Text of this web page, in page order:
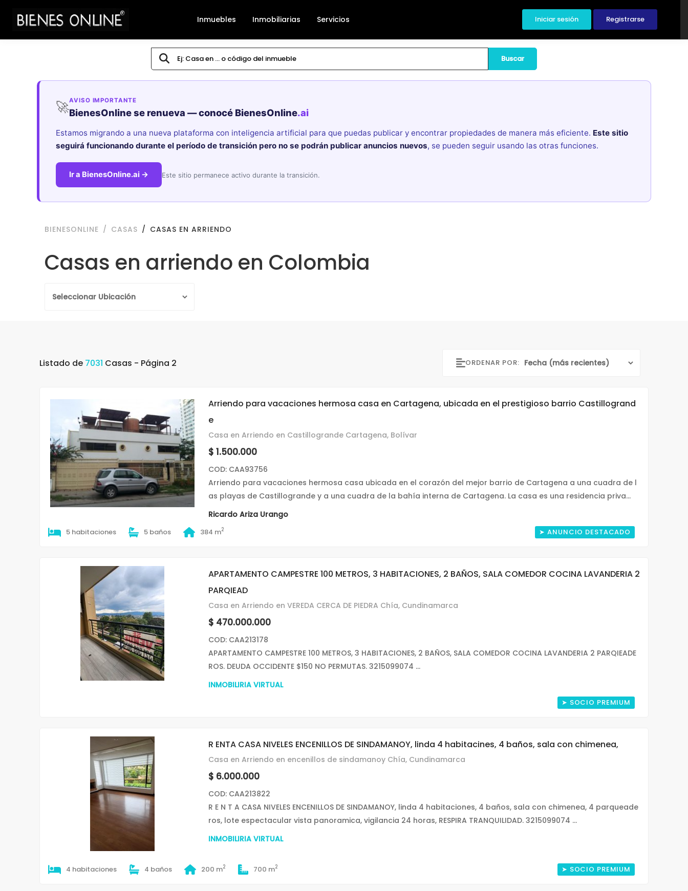
Inmuebles Inmobiliarias Servicios Iniciar sesión Registrarse
Buscar
🚀AVISO IMPORTANTE
BienesOnline se renueva — conocé BienesOnline.ai
Estamos migrando a una nueva plataforma con inteligencia artificial para que puedas publicar y encontrar propiedades de manera más eficiente. Este sitio
seguirá funcionando durante el período de transición pero no se podrán publicar anuncios nuevos, se pueden seguir usando las otras funciones.
Ir a BienesOnline.ai → Este sitio permanece activo durante la transición.
BIENESONLINE CASAS CASAS EN ARRIENDO
Casas en arriendo en Colombia
Listado de 7031 Casas - Página 2 ORDENAR POR:
Arriendo para vacaciones hermosa casa en Cartagena, ubicada en el prestigioso barrio Castillogrand
e
Casa en Arriendo en Castillogrande Cartagena, Bolívar
$ 1.500.000
COD: CAA93756
Arriendo para vacaciones hermosa casa ubicada en el corazón del mejor barrio de Cartagena a una cuadra de l
as playas de Castillogrande y a una cuadra de la bahía interna de Cartagena. La casa es una residencia priva...
Ricardo Ariza Urango
5 habitaciones 5 baños 384 m2 ➤ ANUNCIO DESTACADO
APARTAMENTO CAMPESTRE 100 METROS, 3 HABITACIONES, 2 BAÑOS, SALA COMEDOR COCINA LAVANDERIA 2
PARQIEAD
Casa en Arriendo en VEREDA CERCA DE PIEDRA Chía, Cundinamarca
$ 470.000.000
COD: CAA213178
APARTAMENTO CAMPESTRE 100 METROS, 3 HABITACIONES, 2 BAÑOS, SALA COMEDOR COCINA LAVANDERIA 2 PARQIEADE
ROS. DEUDA OCCIDENTE $150 NO PERMUTAS. 3215099074 ...
INMOBILIRIA VIRTUAL
➤ SOCIO PREMIUM
R ENTA CASA NIVELES ENCENILLOS DE SINDAMANOY, linda 4 habitacines, 4 baños, sala con chimenea,
Casa en Arriendo en encenillos de sindamanoy Chía, Cundinamarca
$ 6.000.000
COD: CAA213822
R E N T A CASA NIVELES ENCENILLOS DE SINDAMANOY, linda 4 habitaciones, 4 baños, sala con chimenea, 4 parqueade
ros, lote espectacular vista panoramica, vigilancia 24 horas, RESPIRA TRANQUILIDAD. 3215099074 ...
INMOBILIRIA VIRTUAL
4 habitaciones 4 baños 200 m2 700 m2 ➤ SOCIO PREMIUM